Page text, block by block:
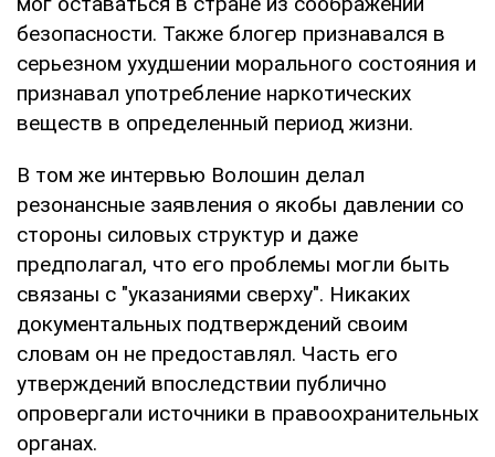
безопасности. Также блогер признавался в
серьезном ухудшении морального состояния и
признавал употребление наркотических
веществ в определенный период жизни.
В том же интервью Волошин делал
резонансные заявления о якобы давлении со
стороны силовых структур и даже
предполагал, что его проблемы могли быть
связаны с "указаниями сверху". Никаких
документальных подтверждений своим
словам он не предоставлял. Часть его
утверждений впоследствии публично
опровергали источники в правоохранительных
органах.